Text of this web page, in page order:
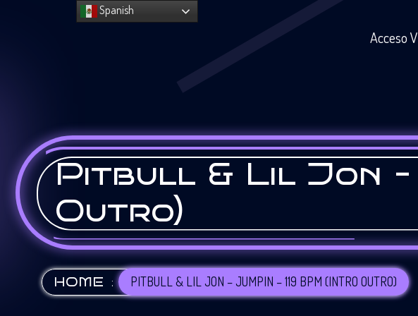
Acceso
Pitbull & Lil Jon –
Outro)
HOME : PITBULL & LIL JON – JUMPIN – 119 BPM (INTRO OUTRO)
Spanish